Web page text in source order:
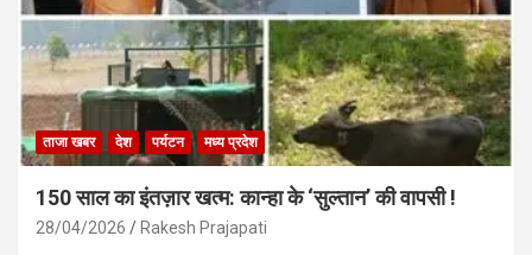
ताजा खबर देश पर्यटन मध्य प्रदेश
150 साल का इंतज़ार खत्म: कान्हा के ‘सुल्तान’ की वापसी !
28/04/2026 Rakesh Prajapati